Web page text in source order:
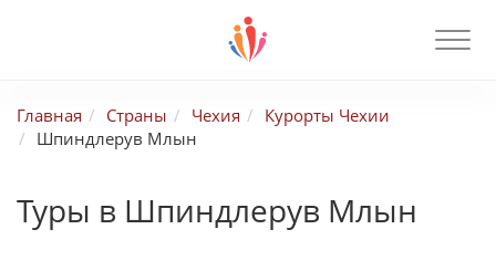
Главная Страны Чехия
Курорты Чехии
Шпиндлерув Млын
Туры в Шпиндлерув Млын